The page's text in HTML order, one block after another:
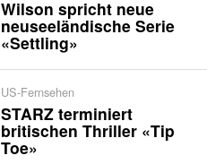
Wilson spricht neue
neuseeländische Serie
«Settling»
US-Fernsehen
STARZ terminiert
britischen Thriller «Tip
Toe»